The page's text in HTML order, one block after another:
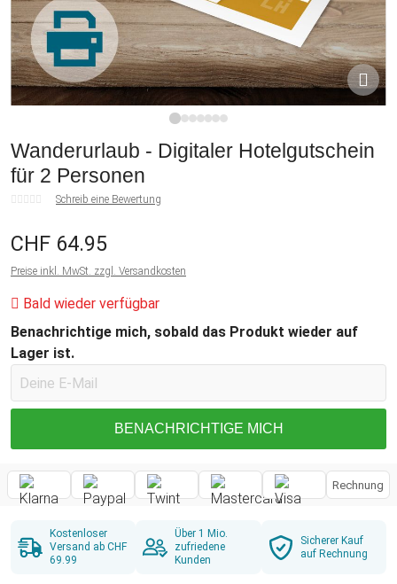
Wanderurlaub - Digitaler Hotelgutschein
für 2 Personen
Schreib eine Bewertung
CHF 64.95
Preise inkl. MwSt. zzgl. Versandkosten
Bald wieder verfügbar
Benachrichtige mich, sobald das Produkt wieder auf
Lager ist.
BENACHRICHTIGE MICH
Rechnung
Kostenloser
Versand ab CHF
69.99
Über 1 Mio.
zufriedene
Kunden
Sicherer Kauf
auf Rechnung